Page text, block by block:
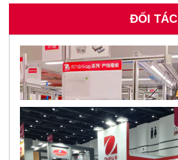
ĐỐI TÁC